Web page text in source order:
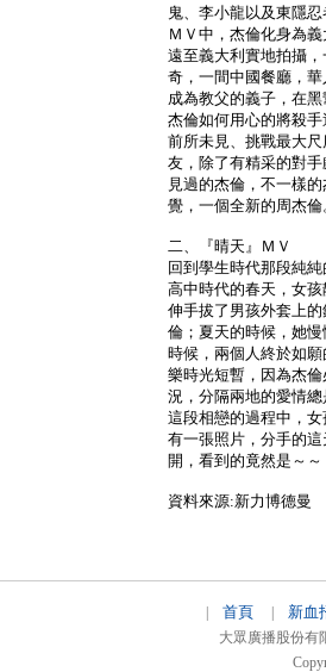
鬼、李小龍以及東隱
ＭＶ中，杰倫化身為
遠至義大利實地拍攝
奇，一間中國餐廳，
成為教父的義子，在
杰倫如何用心的將殺
前所未見、挑戰最大
友，除了有精采的對
見過的杰倫，不一樣
覺，一個全新的周杰倫
二、『晴天』ＭＶ
回到學生時代那段純純
高中時代的春天，女
伸手拔了男孩外套上
倫；夏天的時候，她
時候，兩個人終於如
樂時光短暫，因為杰
況，分隔兩地的愛情
這段相戀的過程中，
有一張照片，分手的
開，看到的竟然是～
資料來源:新力博德曼
首頁 新血
大眾廣播股份有